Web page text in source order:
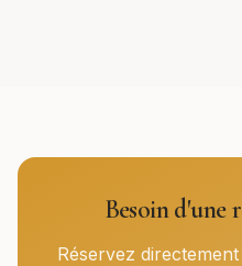
Besoin d'une
Réservez